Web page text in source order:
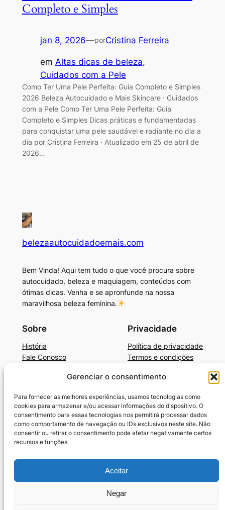
Gerenciar o consentimento
Para fornecer as melhores experiências, usamos tecnologias como
cookies para armazenar e/ou acessar informações do dispositivo. O
consentimento para essas tecnologias nos permitirá processar dados
como comportamento de navegação ou IDs exclusivos neste site. Não
consentir ou retirar o consentimento pode afetar negativamente certos
recursos e funções.
Aceitar
Negar
Completo e Simples
jan 8, 2026—porCristina Ferreira
em Altas dicas de beleza
Cuidados com a Pele
Como Ter Uma Pele Perfeita: Guia Completo e Simples
2026 Beleza Autocuidado e Mais Skincare · Cuidados
com a Pele Como Ter Uma Pele Perfeita: Guia
Completo e Simples Dicas práticas e fundamentadas
para conquistar uma pele saudável e radiante no dia a
dia por Cristina Ferreira · Atualizado em 25 de abril de
2026…
belezaautocuidadoemais.com
Bem Vinda! Aqui tem tudo o que você procura sobre
autocuidado, beleza e maquiagem, conteúdos com
ótimas dicas. Venha e se apronfunde na nossa
maravilhosa beleza feminina.
Sobre
História
Fale Conosco
Privacidade
Política de privacidade
Termos e condições
Beleza, Autocuidado e Mais
BelezaAutocuidadoE+Dicas de Produtos
Cronograma Capilar
SkinCare Prático e Barato
Guia-Unhas Americanas
Guia-Unhas Decoradas em Gel
Benefícios da Vaselina
10 Melhores Cremes para Cabelos Cacheados
Política de Cookies (BR)